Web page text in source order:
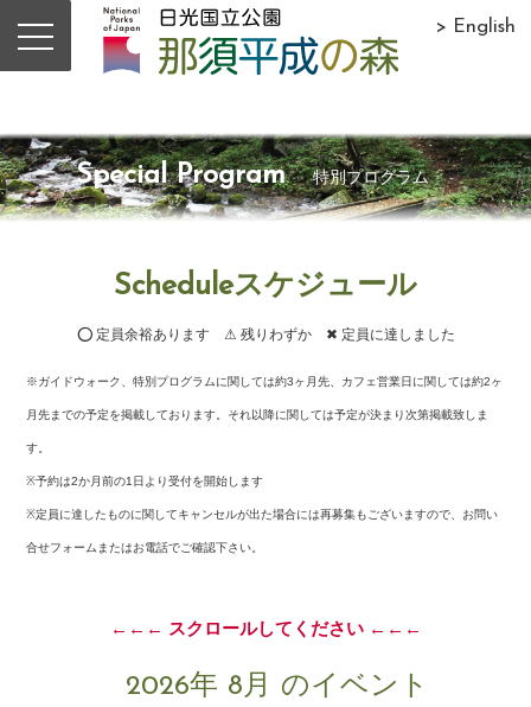
> English
Special Program 特別プログラム
Scheduleスケジュール
⭕ 定員余裕あります ⚠ 残りわずか ✖ 定員に達しました
※ガイドウォーク、特別プログラムに関しては約3ヶ月先、カフェ営業日に関しては約2ヶ
月先までの予定を掲載しております。それ以降に関しては予定が決まり次第掲載致しま
す。
※予約は2か月前の1日より受付を開始します
※定員に達したものに関してキャンセルが出た場合には再募集もございますので、お問い
合せフォームまたはお電話でご確認下さい。
←←← スクロールしてください ←←←
2026年 8月 のイベント